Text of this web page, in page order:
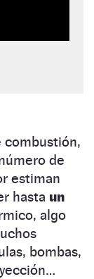
combustión,
de
estiman
hasta un
algo
bombas,